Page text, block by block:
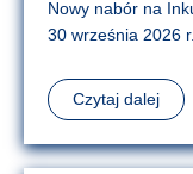
Nowy nabór na
30 września 2026
Czytaj dalej